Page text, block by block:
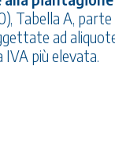
Tabella A,
ad
più elevata.